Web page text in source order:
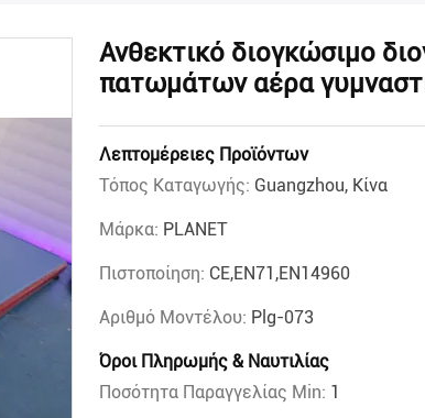
Ανθεκτικό διογκώσιμο
πατωμάτων αέρα
Λεπτομέρειες Προϊόντων
Τόπος Καταγωγής: Guangzhou, Κίνα
Μάρκα: PLANET
Πιστοποίηση: CE,EN71,EN14960
Αριθμό Μοντέλου: Plg-073
Όροι Πληρωμής & Ναυτιλίας
Ποσότητα Παραγγελίας Min: 1